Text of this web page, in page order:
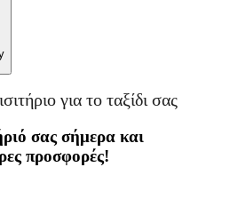
για το ταξίδι σας
σας σήμερα και
προσφορές!